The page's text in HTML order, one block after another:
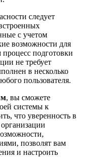
следует
с учетом
возможности для
подготовки
не требует
в несколько
пользователя.
, вы сможете
системы к
что уверенность в
позволят вам
и настроить